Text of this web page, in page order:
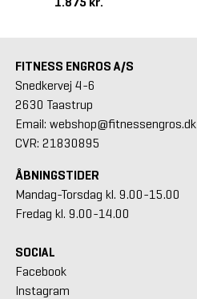
FITNESS ENGROS A/S
Snedkervej 4-6
2630 Taastrup
Email: webshop@fitnessengros.dk
CVR: 21830895
ÅBNINGSTIDER
Mandag-Torsdag kl. 9.00-15.00
Fredag kl. 9.00-14.00
SOCIAL
Facebook
Instagram